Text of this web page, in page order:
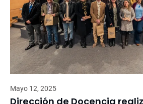
Mayo 12, 2025
Dirección de Docencia